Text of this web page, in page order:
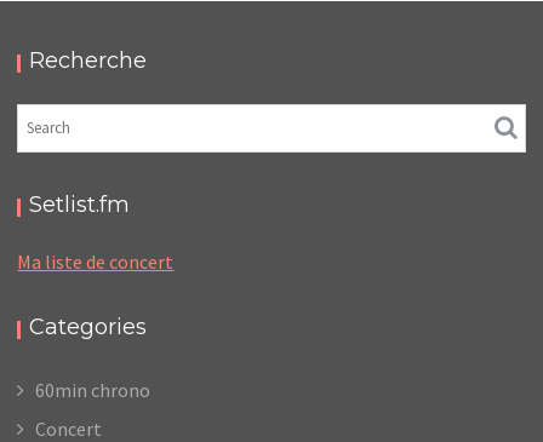
Recherche
Setlist.fm
Ma liste de concert
Categories
60min chrono
Concert